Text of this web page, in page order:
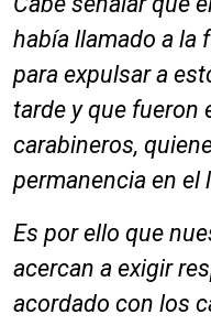
había llamado a la
para expulsar a
tarde y que fueron
carabineros,
permanencia en el
Es por ello que
acercan a exigir
acordado con los